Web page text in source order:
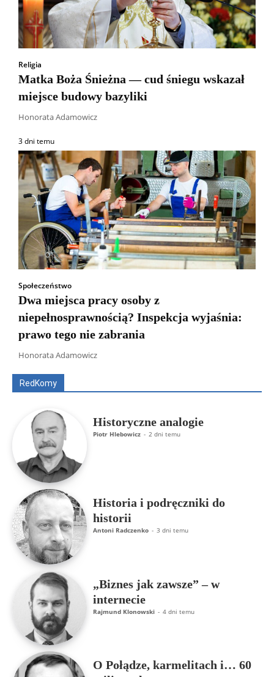
Religia
Matka Boża Śnieżna — cud śniegu wskazał
miejsce budowy bazyliki
Honorata Adamowicz
3 dni temu
Społeczeństwo
Dwa miejsca pracy osoby z
niepełnosprawnością? Inspekcja wyjaśnia:
prawo tego nie zabrania
Honorata Adamowicz
RedKomy
Wszyscy Aleksander Borowik
ks. Jarosław Wąsowicz SDB
Historyczne analogie
Piotr Hlebowicz - 2 dni temu
Historia i podręczniki do
historii
Antoni Radczenko - 3 dni temu
„Biznes jak zawsze” – w
internecie
Rajmund Klonowski - 4 dni temu
O Połądze, karmelitach i… 60